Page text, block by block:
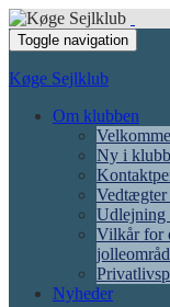
Toggle navigation
Køge Sejlklub
Om klubben
Ny i
Vedtægter
Udlejning
Vilkår for
Nyheder